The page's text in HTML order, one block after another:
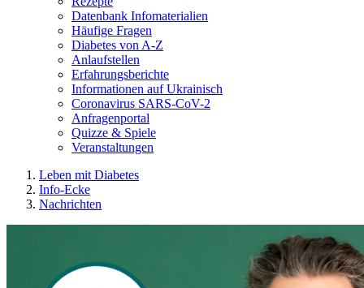
Datenbank Infomaterialien
Häufige Fragen
Diabetes von A-Z
Anlaufstellen
Erfahrungsberichte
Informationen auf Ukrainisch
Coronavirus SARS-CoV-2
Anfragenportal
Quizze & Spiele
Veranstaltungen
Leben mit Diabetes
Info-Ecke
Nachrichten